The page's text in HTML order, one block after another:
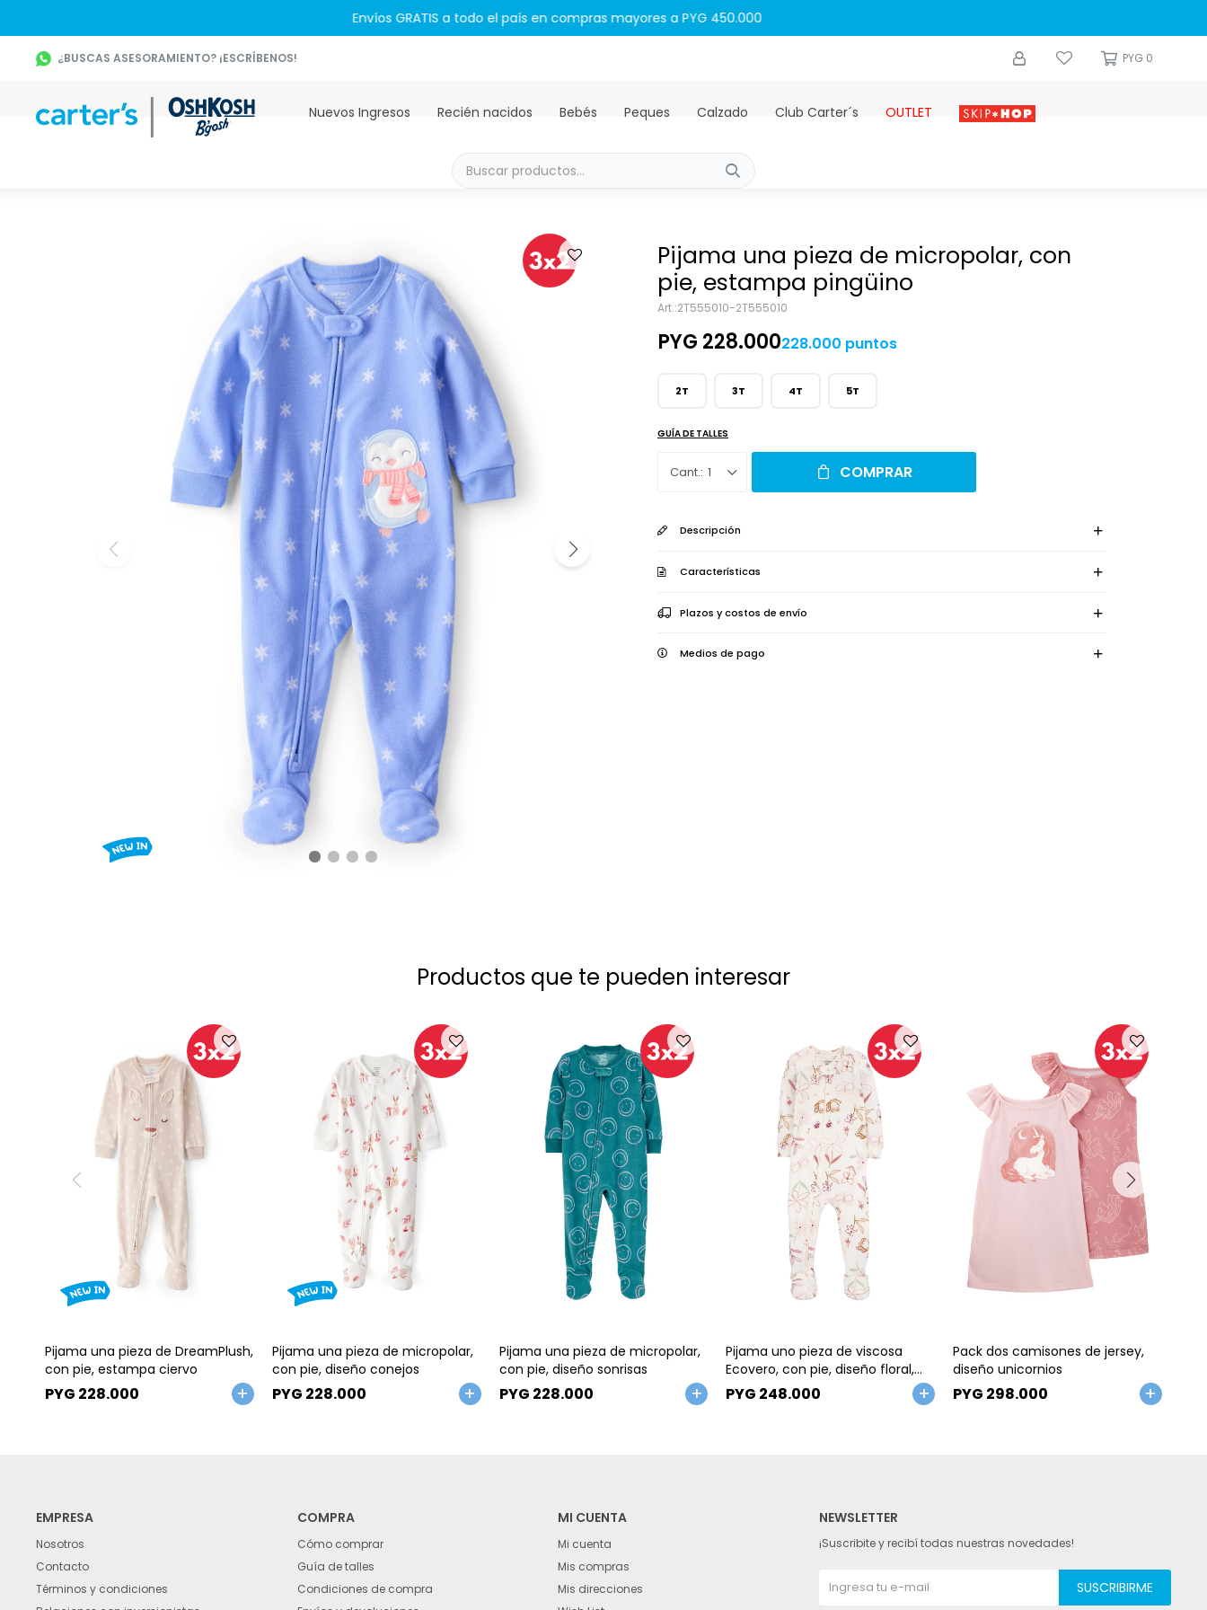
Envíos GRATIS a todo el país en compras mayores a PYG 450.000
Nuevos Ingresos Recién nacidos Bebés Peques Calzado Club Carter´s OUTLET Skip-hop
PYG 0
¿BUSCAS ASESORAMIENTO? ¡ESCRÍBENOS!
Pijama una pieza de micropolar, con
pie, estampa pingüino
2T555010-2T555010
PYG 228.000228.000 puntos
2T 3T 4T 5T
GUÍA DE TALLES
1 COMPRAR
Descripción
Características
Plazos y costos de envío
Medios de pago
Productos que te pueden interesar
Pijama una pieza de DreamPlush,
con pie, estampa ciervo
PYG 228.000
Pijama una pieza de micropolar,
con pie, diseño conejos
PYG 228.000
Pijama una pieza de micropolar,
con pie, diseño sonrisas
PYG 228.000
Pijama uno pieza de viscosa
Ecovero, con pie, diseño floral,
línea Purelysoft. Talles 2-5T
PYG 248.000
Pack dos camisones de jersey,
diseño unicornios
PYG 298.000
EMPRESA
Nosotros
Contacto
Términos y condiciones
COMPRA
Cómo comprar
Guía de talles
Condiciones de compra
MI CUENTA
Mi cuenta
Mis compras
Mis direcciones
NEWSLETTER
¡Suscribite y recibí todas nuestras novedades!
SUSCRIBIRME